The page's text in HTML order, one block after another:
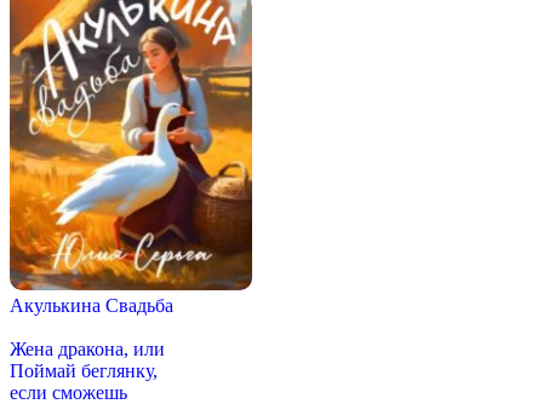
Акулькина Свадьба
Жена дракона, или
Поймай беглянку,
если сможешь